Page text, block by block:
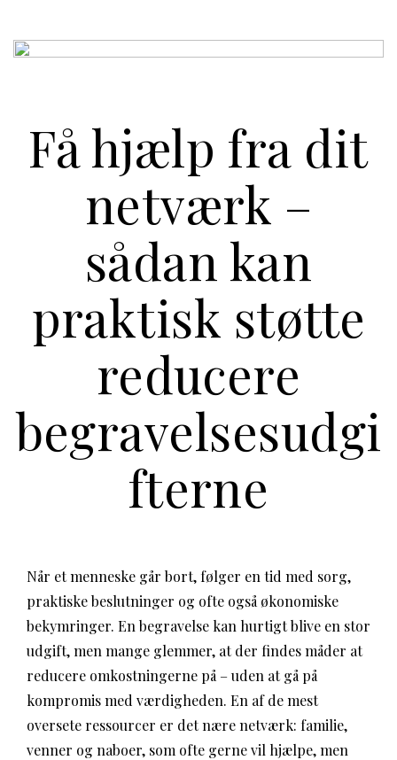
Få hjælp fra dit
netværk –
sådan kan
praktisk støtte
reducere
begravelsesudgi
fterne
Når et menneske går bort, følger en tid med sorg,
praktiske beslutninger og ofte også økonomiske
bekymringer. En begravelse kan hurtigt blive en stor
udgift, men mange glemmer, at der findes måder at
reducere omkostningerne på – uden at gå på
kompromis med værdigheden. En af de mest
oversete ressourcer er det nære netværk: familie,
venner og naboer, som ofte gerne vil hjælpe, men